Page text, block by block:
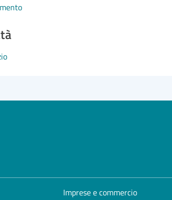
Imprese e commercio